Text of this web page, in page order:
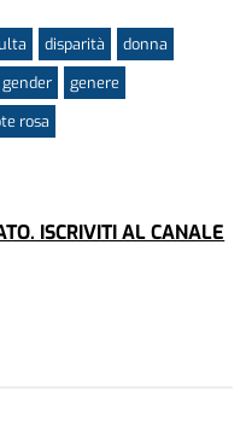
disparità
donna
gender
genere
rosa
ISCRIVITI AL CANALE